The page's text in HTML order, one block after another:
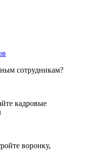
сотрудникам?
кадровые
воронку,